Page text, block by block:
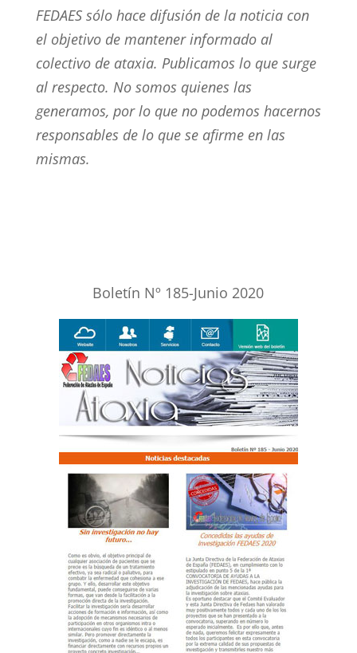
FEDAES sólo hace difusión de la noticia con
el objetivo de mantener informado al
colectivo de ataxia. Publicamos lo que surge
al respecto. No somos quienes las
generamos, por lo que no podemos hacernos
responsables de lo que se afirme en las
mismas.
Boletín Nº 185-Junio 2020